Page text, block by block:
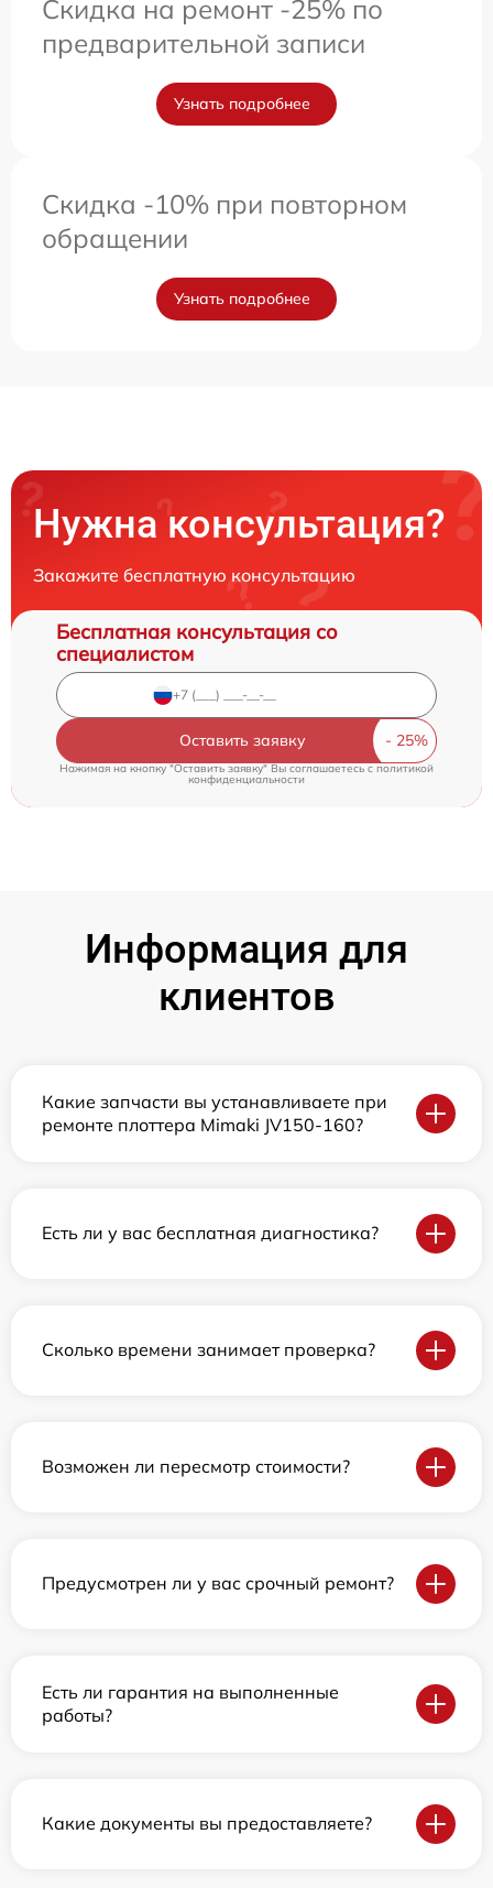
Скидка на ремонт -25% по
предварительной записи
Узнать подробнее
Скидка -10% при повторном
обращении
Узнать подробнее
Нужна консультация?
Закажите бесплатную консультацию
Бесплатная консультация со
специалистом
Оставить заявку
Нажимая на кнопку "Оставить заявку" Вы соглашаетесь cполитикой
конфиденциальности
Информация для
клиентов
Какие запчасти вы устанавливаете при
ремонте плоттера Mimaki JV150-160?
Есть ли у вас бесплатная диагностика?
Сколько времени занимает проверка?
Возможен ли пересмотр стоимости?
Предусмотрен ли у вас срочный ремонт?
Есть ли гарантия на выполненные
работы?
Какие документы вы предоставляете?